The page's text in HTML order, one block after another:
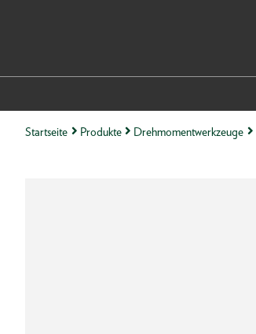
Startseite Produkte Drehmomentwerkzeuge